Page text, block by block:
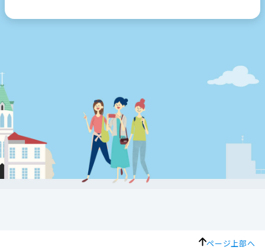
ページ上部へ